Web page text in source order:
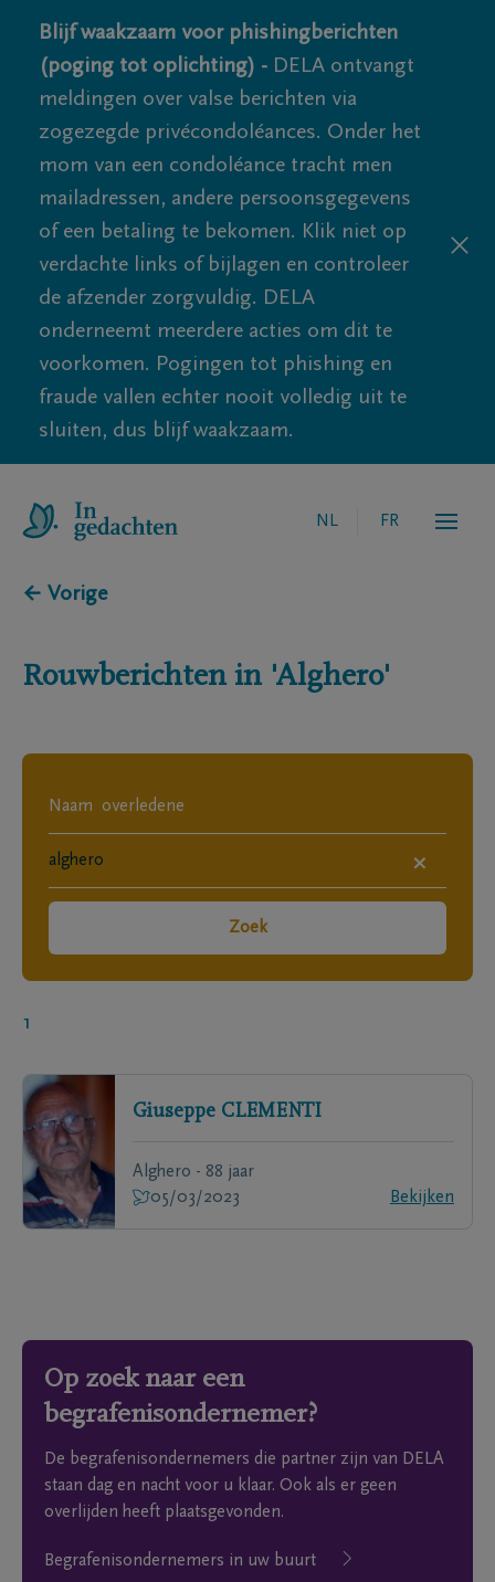
Blijf waakzaam voor phishingberichten
(poging tot oplichting) - DELA ontvangt
meldingen over valse berichten via
zogezegde privécondoléances. Onder het
mom van een condoléance tracht men
mailadressen, andere persoonsgegevens
of een betaling te bekomen. Klik niet op
verdachte links of bijlagen en controleer
de afzender zorgvuldig. DELA
onderneemt meerdere acties om dit te
voorkomen. Pogingen tot phishing en
fraude vallen echter nooit volledig uit te
sluiten, dus blijf waakzaam.
NL FR
← Vorige
Rouwberichten in 'Alghero'
×
Zoek
1
Giuseppe CLEMENTI
Alghero - 88 jaar
05/03/2023
Bekijken
Op zoek naar een
begrafenisondernemer?
De begrafenisondernemers die partner zijn van DELA
staan dag en nacht voor u klaar. Ook als er geen
overlijden heeft plaatsgevonden.
Begrafenisondernemers in uw buurt